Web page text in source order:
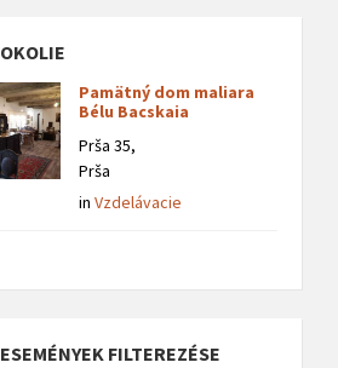
OKOLIE
Pamätný dom maliara
Bélu Bacskaia
Prša 35,
Prša
inVzdelávacie
ESEMÉNYEK FILTEREZÉSE